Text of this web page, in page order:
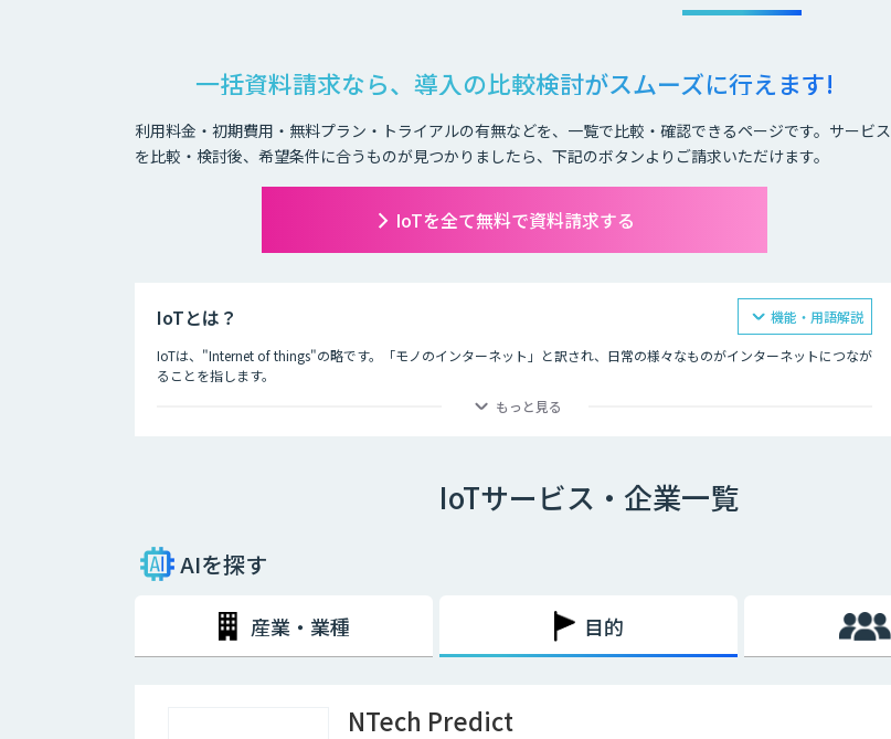
一括資料請求なら、導入の比較検討がスムーズに行えます!
利用料金・初期費用・無料プラン・トライアルの有無などを、一覧で比較・確認できるページです。サービス
を比較・検討後、希望条件に合うものが見つかりましたら、下記のボタンよりご請求いただけます。
IoTを全て無料で資料請求する
IoTとは？
IoTは、"Internet of things"の略です。「モノのインターネット」と訳され、日常の様々なものがインターネットにつなが
ることを指します。
IoTによってできることは主に二つあり、一つ目はモノの遠隔操作です。インターネットにつながったモノを、リモコン
期待されています。
もっと見る
機能・用語解説
IoTサービス・企業一覧
AIを探す
産業・業種 目的
NTech Predict